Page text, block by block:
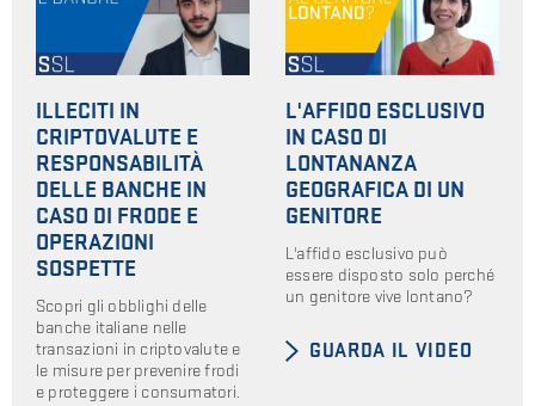
ILLECITI IN
CRIPTOVALUTE E
RESPONSABILITÀ
DELLE BANCHE IN
CASO DI FRODE E
OPERAZIONI
SOSPETTE
Scopri gli obblighi delle
banche italiane nelle
transazioni in criptovalute e
le misure per prevenire frodi
e proteggere i consumatori.
L'AFFIDO ESCLUSIVO
IN CASO DI
LONTANANZA
GEOGRAFICA DI UN
GENITORE
L'affido esclusivo può
essere disposto solo perché
un genitore vive lontano?
GUARDA IL VIDEO